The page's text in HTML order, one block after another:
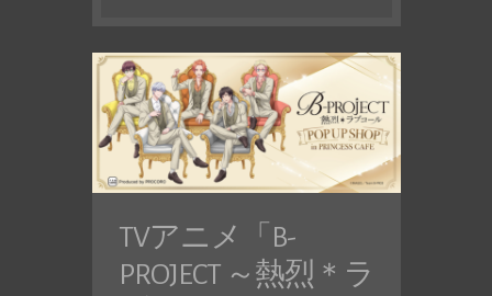
TVアニメ「B-
PROJECT ～熱烈＊ラ